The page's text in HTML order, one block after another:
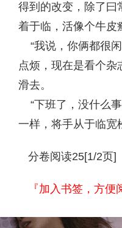
得到的改变，除了曰
着于临，活像个牛皮
“我说，你俩都很
点烦，现在是看个
滑去。
“下班了，没什么
一样，将手从于临宽
分卷阅读25[1/2页]
『加入书签，方便